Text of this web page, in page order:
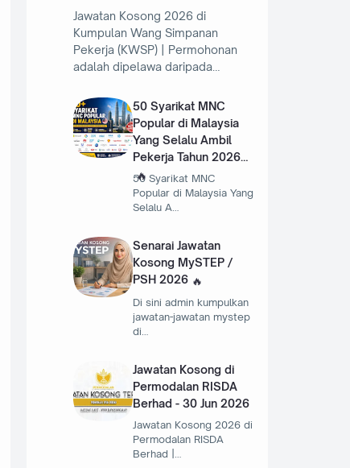
Jawatan Kosong 2026 di
Kumpulan Wang Simpanan
Pekerja (KWSP) | Permohonan
adalah dipelawa daripada…
50 Syarikat MNC
Popular di Malaysia
Yang Selalu Ambil
Pekerja Tahun 2026
50 Syarikat MNC
Popular di Malaysia Yang
Selalu A…
Senarai Jawatan
Kosong MySTEP /
PSH 2026
Di sini admin kumpulkan
jawatan-jawatan mystep
di…
Jawatan Kosong di
Permodalan RISDA
Berhad - 30 Jun 2026
Jawatan Kosong 2026 di
Permodalan RISDA